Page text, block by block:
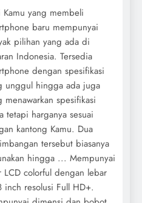
Kamu yang membeli
baru mempunyai
pilihan yang ada di
Indonesia. Tersedia
dengan spesifikasi
unggul hingga ada juga
menawarkan spesifikasi
tetapi harganya sesuai
kantong Kamu. Dua
tersebut biasanya
hingga ... Mempunyai
LCD colorful dengan lebar
inch resolusi Full HD+.